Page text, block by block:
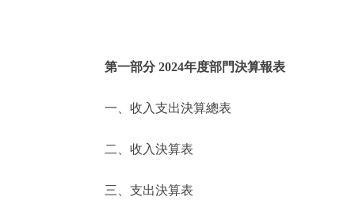
第一部分 2024年度部門決算報表
一、收入支出決算總表
二、收入決算表
三、支出決算表